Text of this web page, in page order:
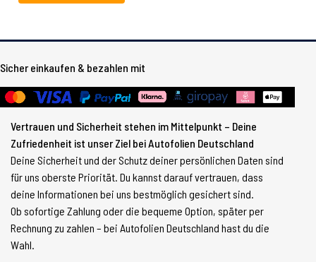
Sicher einkaufen & bezahlen mit
Vertrauen und Sicherheit stehen im Mittelpunkt – Deine
Zufriedenheit ist unser Ziel bei Autofolien Deutschland
Deine Sicherheit und der Schutz deiner persönlichen Daten sind
für uns oberste Priorität. Du kannst darauf vertrauen, dass
deine Informationen bei uns bestmöglich gesichert sind.
Ob sofortige Zahlung oder die bequeme Option, später per
Rechnung zu zahlen – bei Autofolien Deutschland hast du die
Wahl.